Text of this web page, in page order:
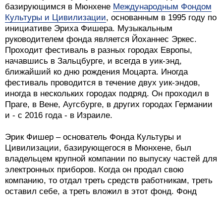
базирующимся в Мюнхене Международным Фондом
Культуры и Цивилизации, основанным в 1995 году по
инициативе Эриха Фишера. Музыкальным
руководителем фонда является Йоханнес Эркес.
Проходит фестиваль в разных городах Европы,
начавшись в Зальцбурге, и всегда в уик-энд,
ближайший ко дню рождения Моцарта. Иногда
фестиваль проводится в течение двух уик-эндов,
иногда в нескольких городах подряд. Он проходил в
Праге, в Вене, Аугсбурге, в других городах Германии
и - с 2016 года - в Израиле.
Эрик Фишер – основатель Фонда Культуры и
Цивилизации, базирующегося в Мюнхене, был
владельцем крупной компании по выпуску частей для
электронных приборов. Когда он продал свою
компанию, то отдал треть средств работникам, треть
оставил себе, а треть вложил в этот фонд. Фонд